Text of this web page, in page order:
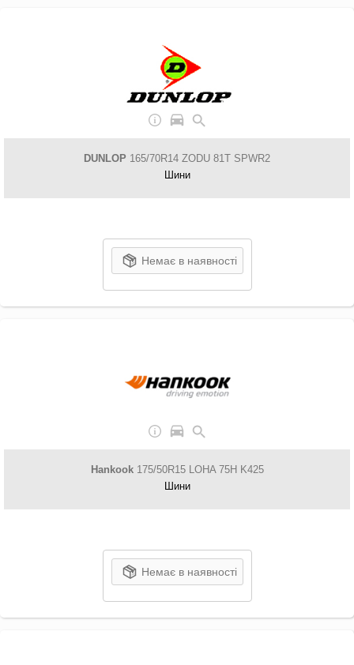
DUNLOP 165/70R14 ZODU 81T SPWR2
Шини
Немає в наявності
Hankook175/50R15 LOHA 75H K425
Шини
Немає в наявності